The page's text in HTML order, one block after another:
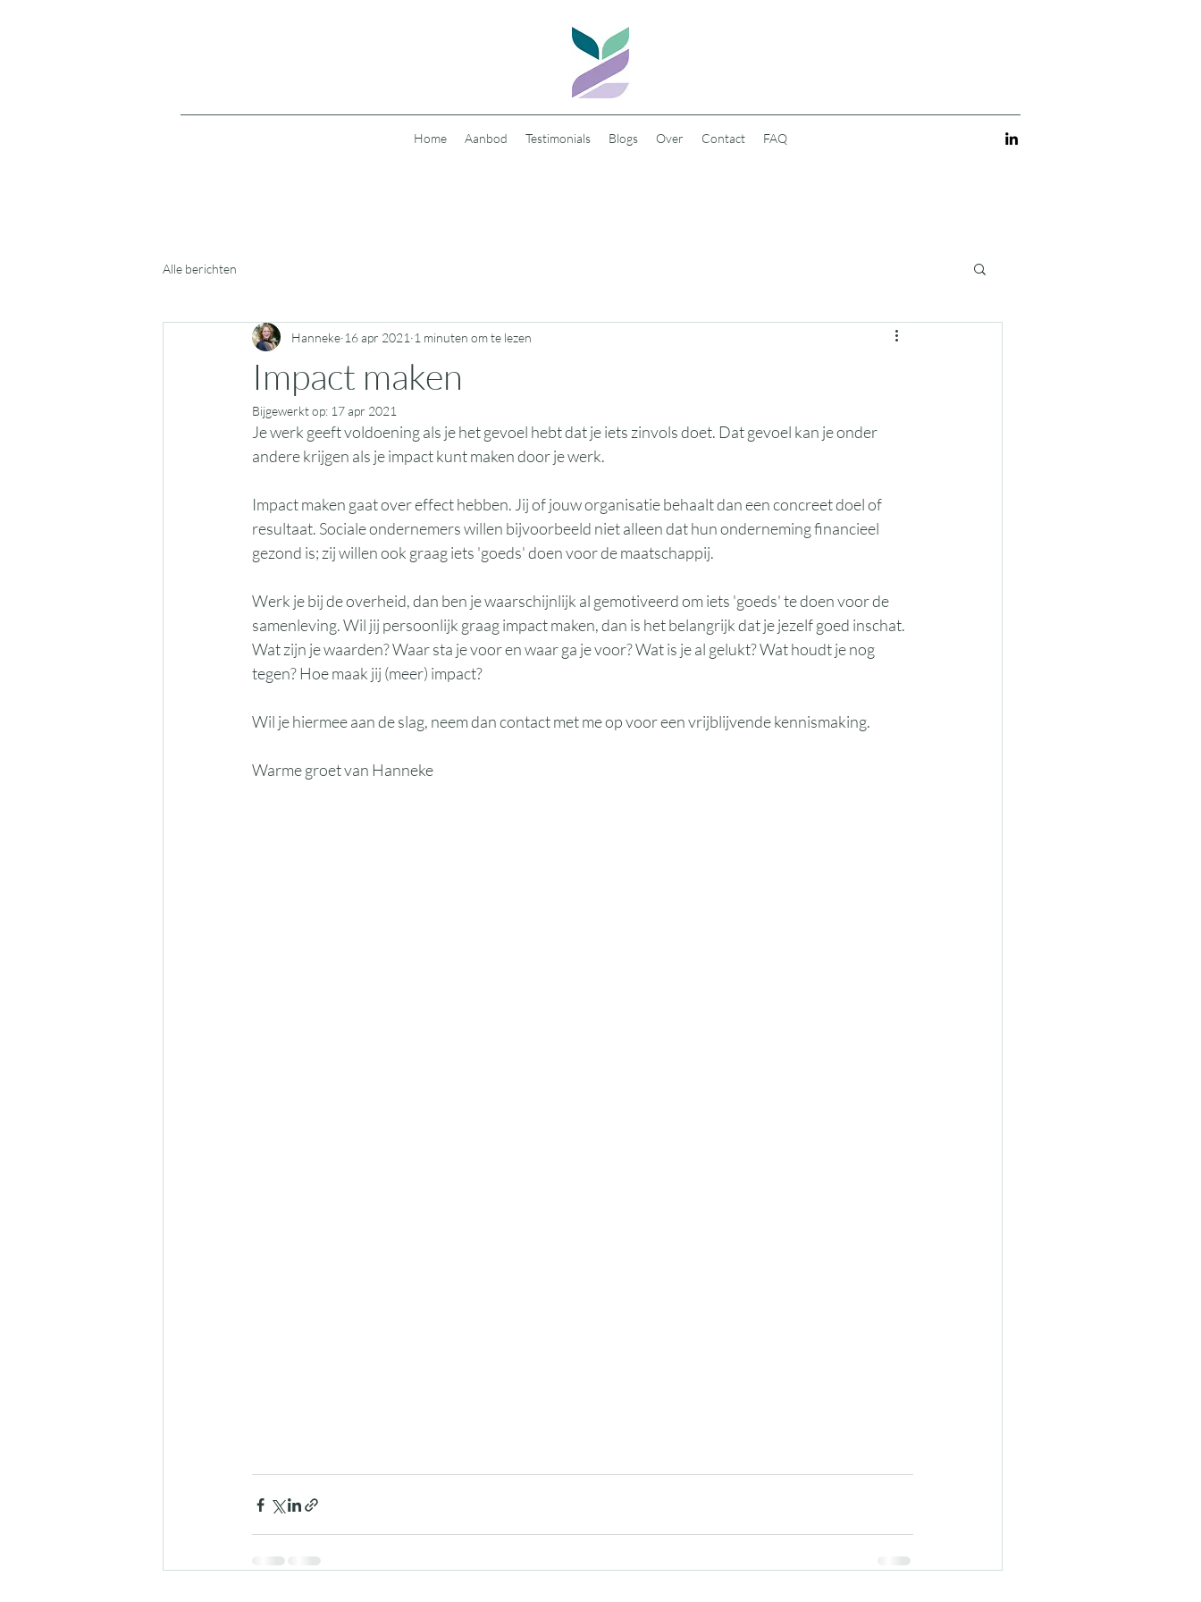
Home Aanbod Testimonials Blogs Over Contact FAQ
Alle berichten
Impact maken
Hanneke 16 apr 2021 1 minuten om te lezen
Bijgewerkt op: 17 apr 2021
Je werk geeft voldoening als je het gevoel hebt dat je iets zinvols doet. Dat gevoel kan je onder
andere krijgen als je impact kunt maken door je werk.
Impact maken gaat over effect hebben. Jij of jouw organisatie behaalt dan een concreet doel of
resultaat. Sociale ondernemers willen bijvoorbeeld niet alleen dat hun onderneming financieel
gezond is; zij willen ook graag iets 'goeds' doen voor de maatschappij.
Werk je bij de overheid, dan ben je waarschijnlijk al gemotiveerd om iets 'goeds' te doen voor de
samenleving. Wil jij persoonlijk graag impact maken, dan is het belangrijk dat je jezelf goed inschat.
Wat zijn je waarden? Waar sta je voor en waar ga je voor? Wat is je al gelukt? Wat houdt je nog
tegen? Hoe maak jij (meer) impact?
Wil je hiermee aan de slag, neem dan contact met me op voor een vrijblijvende kennismaking.
Warme groet van Hanneke